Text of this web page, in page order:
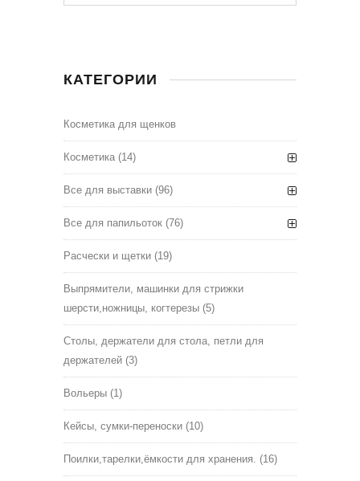
КАТЕГОРИИ
Косметика для щенков
Косметика (14)
Все для выставки (96)
Все для папильоток (76)
Расчески и щетки (19)
Выпрямители, машинки для стрижки
шерсти,ножницы, когтерезы (5)
Столы, держатели для стола, петли для
держателей (3)
Вольеры (1)
Кейсы, сумки-переноски (10)
Поилки,тарелки,ёмкости для хранения. (16)